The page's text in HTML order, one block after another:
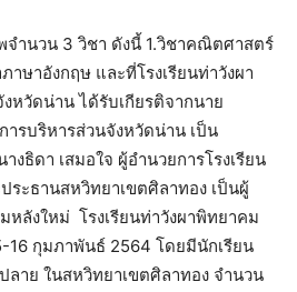
ำนวน 3 วิชา ดังนี้ 1.วิชาคณิตศาสตร์
าษาอังกฤษ และที่โรงเรียนท่าวังผา
หวัดน่าน ได้รับเกียรติจากนาย
รบริหารส่วนจังหวัดน่าน เป็น
งธิดา เสมอใจ ผู้อำนวยการโรงเรียน
ระธานสหวิทยาเขตศิลาทอง เป็นผู้
หลังใหม่ โรงเรียนท่าวังผาพิทยาคม
16 กุมภาพันธ์ 2564 โดยมีนักเรียน
าย ในสหวิทยาเขตศิลาทอง จำนวน